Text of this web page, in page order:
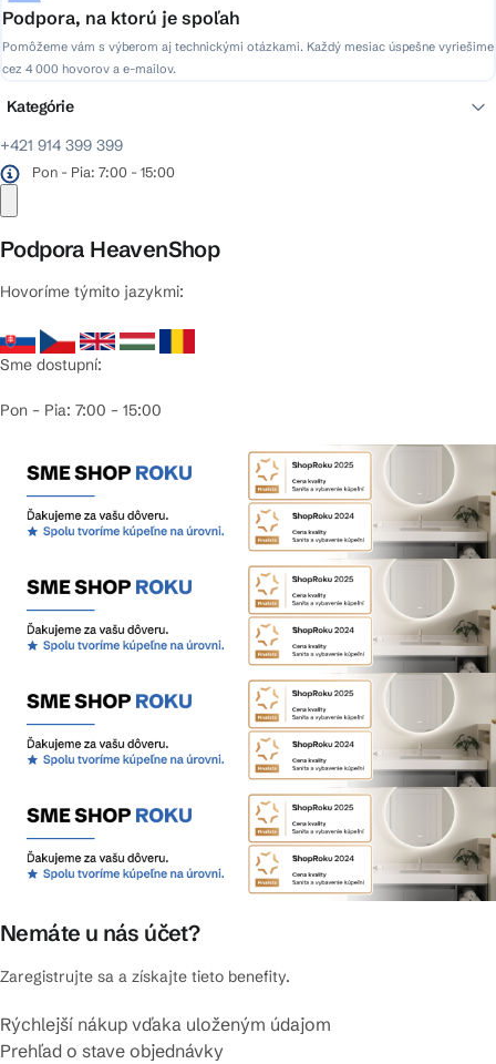
Podpora, na ktorú je spoľah
Pomôžeme vám s výberom aj technickými otázkami. Každý mesiac úspešne vyriešime
cez 4 000 hovorov a e-mailov.
+421 914 399 399
Pon - Pia: 7:00 - 15:00
Podpora HeavenShop
Hovoríme týmito jazykmi:
Sme dostupní:
Pon – Pia: 7:00 – 15:00
Nemáte u nás účet?
Zaregistrujte sa a získajte tieto benefity.
Rýchlejší nákup vďaka uloženým údajom
Prehľad o stave objednávky
Kategórie